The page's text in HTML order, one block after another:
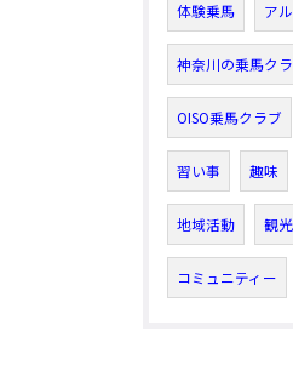
体験乗馬 ア
神奈川の乗馬ク
OISO乗馬クラブ
習い事 趣味
地域活動 観光
コミュニティー